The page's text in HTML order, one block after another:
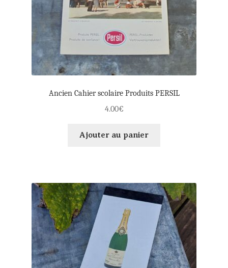
Ancien Cahier scolaire Produits PERSIL
4.00€
Ajouter au panier